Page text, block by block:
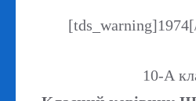
10-А